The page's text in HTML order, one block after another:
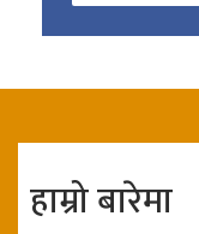
हाम्रो बारेमा